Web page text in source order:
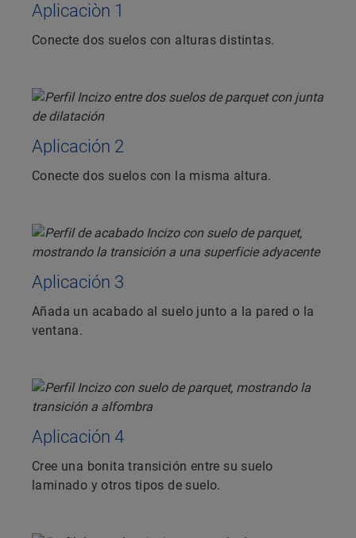
Aplicaciòn 1
Conecte dos suelos con alturas distintas.
Aplicación 2
Conecte dos suelos con la misma altura.
Aplicación 3
Añada un acabado al suelo junto a la pared o la
ventana.
Aplicación 4
Cree una bonita transición entre su suelo
laminado y otros tipos de suelo.